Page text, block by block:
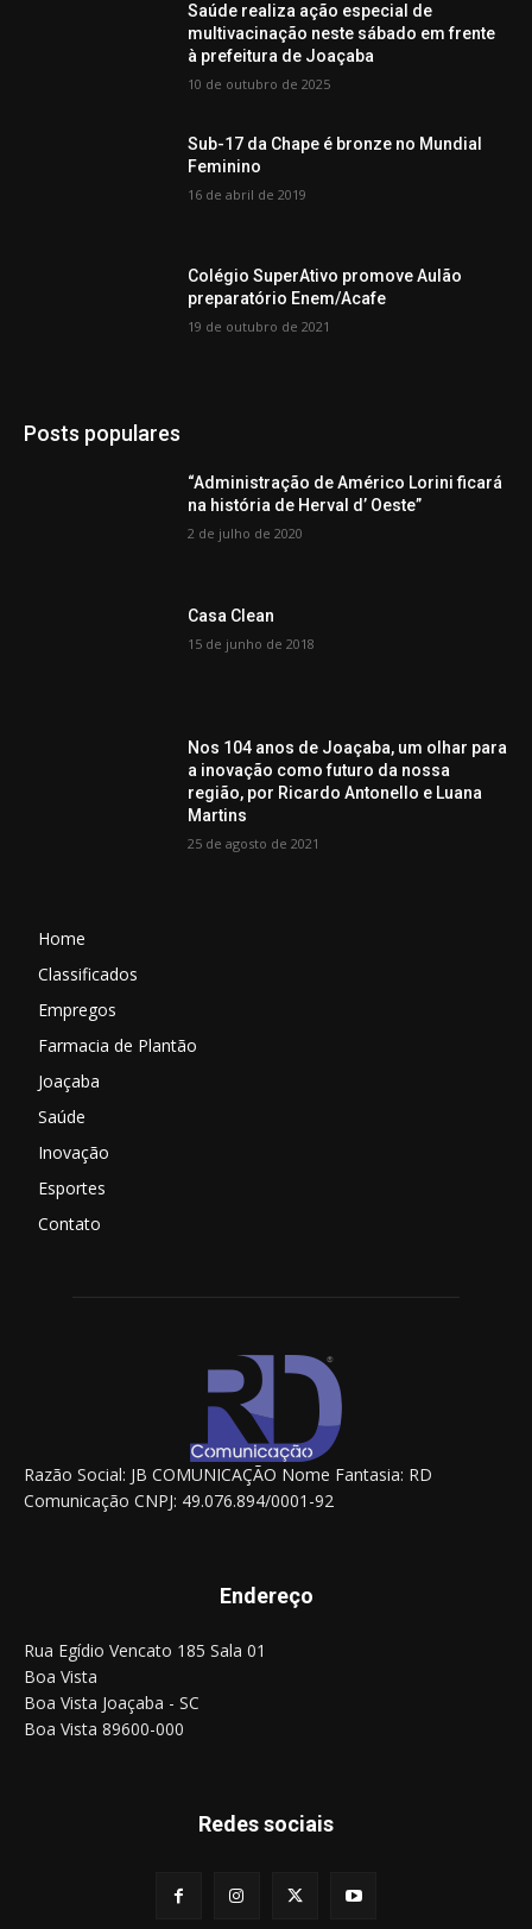
Saúde realiza ação especial de
multivacinação neste sábado em frente
à prefeitura de Joaçaba
10 de outubro de 2025
Sub-17 da Chape é bronze no Mundial
Feminino
16 de abril de 2019
Colégio SuperAtivo promove Aulão
preparatório Enem/Acafe
19 de outubro de 2021
Posts populares
“Administração de Américo Lorini ficará
na história de Herval d’ Oeste”
2 de julho de 2020
Casa Clean
15 de junho de 2018
Nos 104 anos de Joaçaba, um olhar para
a inovação como futuro da nossa
região, por Ricardo Antonello e Luana
Martins
25 de agosto de 2021
Home
Classificados
Empregos
Farmacia de Plantão
Joaçaba
Saúde
Inovação
Esportes
Contato
Razão Social: JB COMUNICAÇÃO Nome Fantasia: RD
Comunicação CNPJ: 49.076.894/0001-92
Endereço
Rua Egídio Vencato 185 Sala 01
Boa Vista
Boa Vista Joaçaba - SC
Boa Vista 89600-000
Redes sociais